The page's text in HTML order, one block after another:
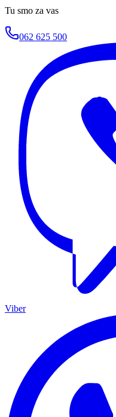
Tu smo za vas
062 625 500
Viber